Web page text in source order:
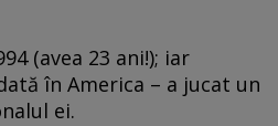
(avea 23 ani!); iar
în America – a jucat un
ei.